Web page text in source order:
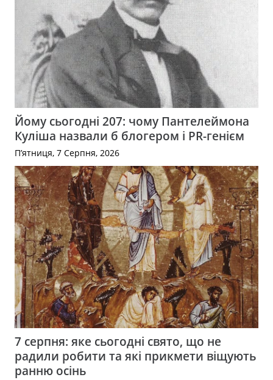
Йому сьогодні 207: чому Пантелеймона
Куліша назвали б блогером і PR-генієм
П’ятниця, 7 Серпня, 2026
7 серпня: яке сьогодні свято, що не
радили робити та які прикмети віщують
ранню осінь